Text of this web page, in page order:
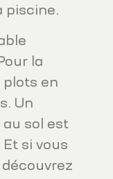
piscine.
la
plots en
Un
sol est
si vous